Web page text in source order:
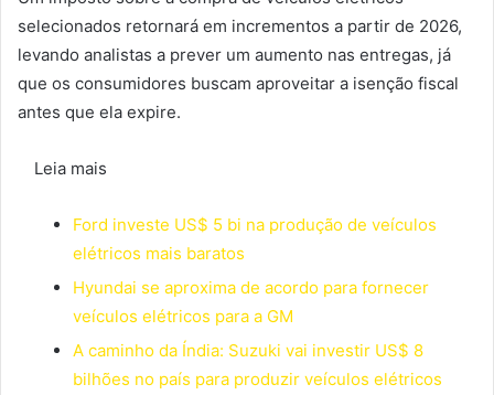
selecionados retornará em incrementos a partir de 2026,
levando analistas a prever um aumento nas entregas, já
que os consumidores buscam aproveitar a isenção fiscal
antes que ela expire.
Leia mais
Ford investe US$ 5 bi na produção de veículos
elétricos mais baratos
Hyundai se aproxima de acordo para fornecer
veículos elétricos para a GM
A caminho da Índia: Suzuki vai investir US$ 8
bilhões no país para produzir veículos elétricos